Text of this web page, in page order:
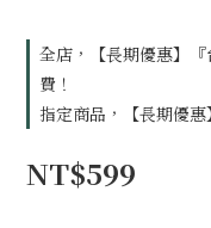
全店，【長期優惠】
費！
指定商品，【長期優
NT$599